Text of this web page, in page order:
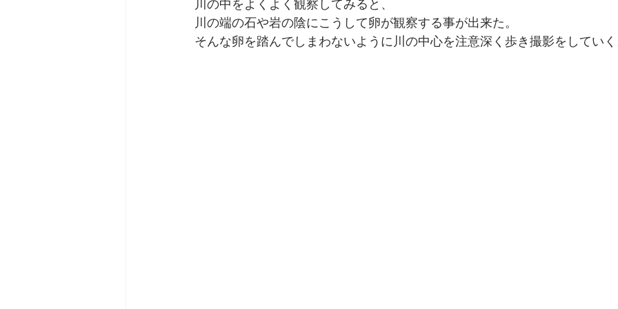
川の中をよくよく観察してみると、
川の端の石や岩の陰にこうして卵が観察する事が出来た。
そんな卵を踏んでしまわないように川の中心を注意深く歩き撮影をしてい